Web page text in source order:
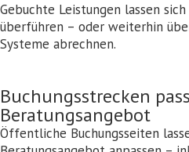
Gebuchte Leistungen lassen
überführen – oder weiterhin
Systeme abrechnen.
Buchungsstrecken
Beratungsangebot
Öffentliche Buchungsseiten